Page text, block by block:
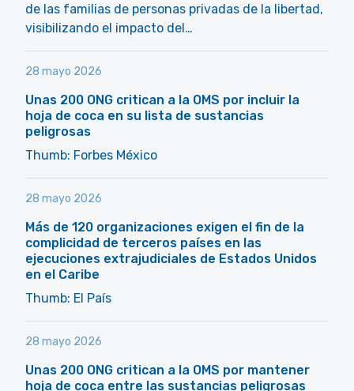
de las familias de personas privadas de la libertad,
visibilizando el impacto del…
28 mayo 2026
Unas 200 ONG critican a la OMS por incluir la
hoja de coca en su lista de sustancias
peligrosas
Thumb: Forbes México
28 mayo 2026
Más de 120 organizaciones exigen el fin de la
complicidad de terceros países en las
ejecuciones extrajudiciales de Estados Unidos
en el Caribe
Thumb: El País
28 mayo 2026
Unas 200 ONG critican a la OMS por mantener
hoja de coca entre las sustancias peligrosas